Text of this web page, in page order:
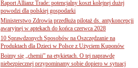
Raport Allianz Trade: potencjalny koszt kolejnej dużej
powodzi dla polskiej gospodarki
Ministerstwo Zdrowia przedłuża pilotaż ds. antykoncepcji
awaryjnej w aptekach do końca czerwca 2028
10 Sprawdzonych Sposobów na Oszczędzanie na
Produktach dla Dzieci w Polsce z Użyciem Kuponów
Boimy się „chemii” na etykietach. O tej naprawdę
niebezpiecznej przypominamy sobie dopiero w sytuacj